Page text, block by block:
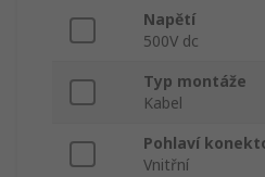
Napětí
500V dc
Typ montáže
Kabel
Pohlaví
Vnitřní